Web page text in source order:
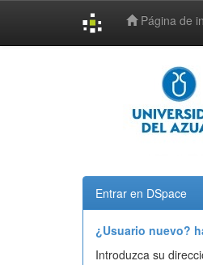
Página de
Entrar en DSpace
¿Usuario nuevo?
Introduzca su